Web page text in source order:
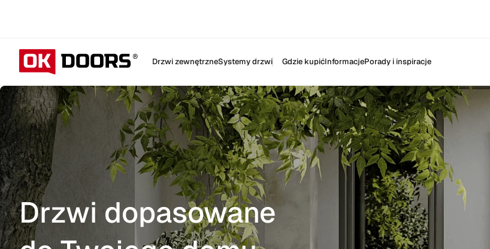
Drzwi zewnętrzneSystemy drzwi Gdzie kupićInformacjePorady i inspiracje
Drzwi dopasowane